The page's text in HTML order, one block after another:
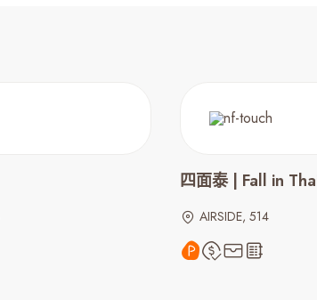
四面泰 | Fall in
AIRSIDE, 514